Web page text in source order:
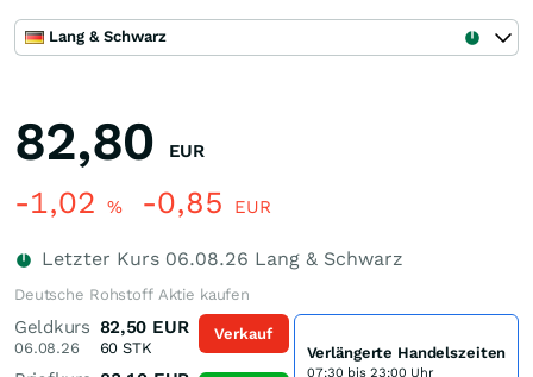
Lang & Schwarz
82,80 EUR
-1,02 % -0,85 EUR
Letzter Kurs 06.08.26 Lang & Schwarz
Deutsche Rohstoff Aktie kaufen
Geldkurs
06.08.26
82,50 EUR
60 STK
Verkauf
Verlängerte Handelszeiten
07:30 bis 23:00 Uhr